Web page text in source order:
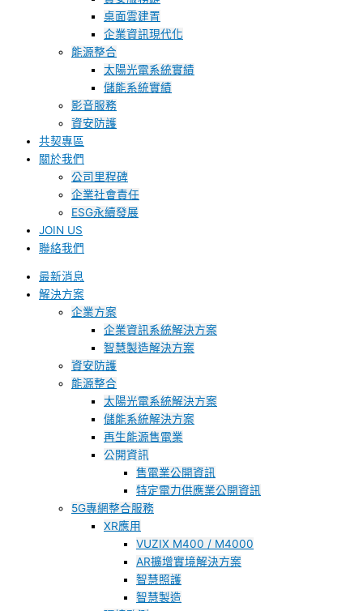
桌面雲建置
企業資訊現代化
能源整合
太陽光電系統實績
儲能系統實績
影音服務
資安防護
共契專區
關於我們
公司里程碑
企業社會責任
ESG永續發展
JOIN US
聯絡我們
最新消息
解決方案
企業方案
企業資訊系統解決方案
智慧製造解決方案
資安防護
能源整合
太陽光電系統解決方案
儲能系統解決方案
再生能源售電業
公開資訊
售電業公開資訊
特定電力供應業公開資訊
5G專網整合服務
XR應用
VUZIX M400 / M4000
AR擴增實境解決方案
智慧照護
智慧製造